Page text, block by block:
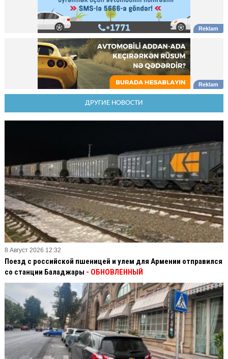
ДРУГИЕ НОВОСТИ
8 Август 2026 12:32
Поезд с российской пшеницей и улем для Армении отправился
со станции Баладжары - ОБНОВЛЕННЫЙ